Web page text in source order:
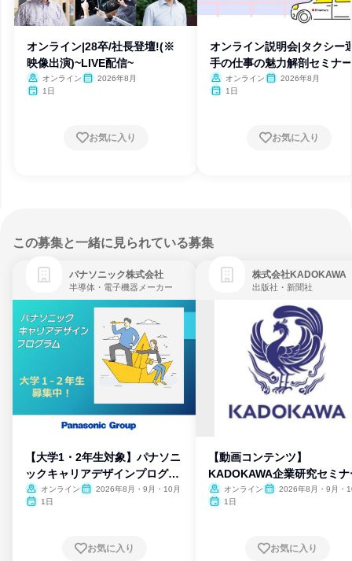
オンライン|28卒/社長登壇!(※
映像出演)~LIVE配信~
オンライン
2026年8月
1日
お気に入り
オンライン説明会|タクシー
手の仕事の魅力解剖セミナー
オンライン
2026年8月
1日
お気に入り
この募集と一緒に見られている募集
パナソニック株式会社
半導体・電子機器メーカー
【大学1・2年生対象】パナソニ
ックキャリアデザインプログラ
ム
オンライン
2026年8月・9月・10月
1日
お気に入り
株式会社KADOKAWA
出版社・新聞社
【動画コンテンツ】
KADOKAWA企業研究セミナ
オンライン
2026年8月・9月・
1日
お気に入り